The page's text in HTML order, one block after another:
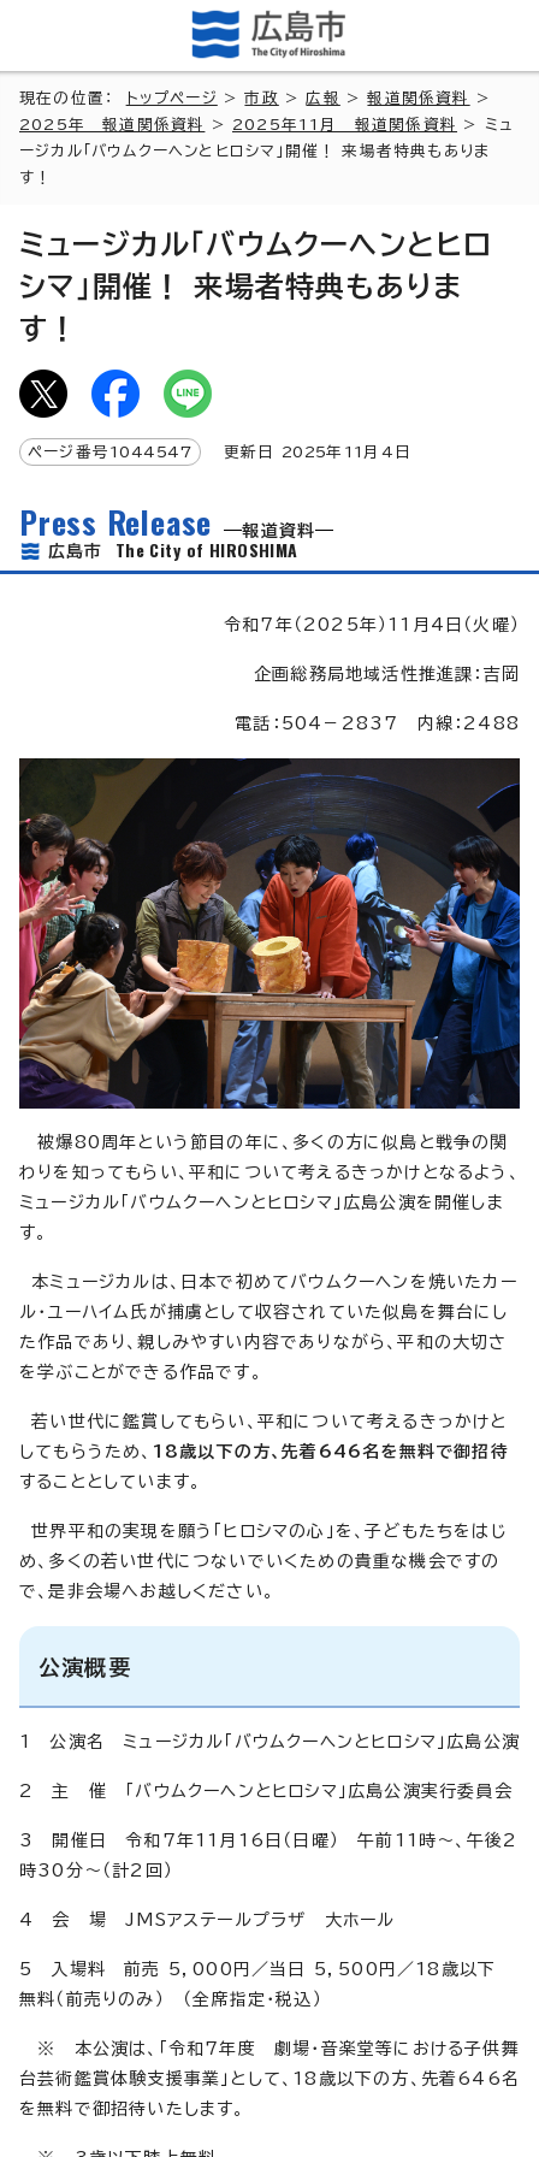
現在の位置： トップページ >市政 >広報 >報道関係資料
>
2025年 報道関係資料
> 2025年11月 報道関係資料
> ミュ
ージカル「バウムクーヘンとヒロシマ」開催！ 来場者特典もありま
す！
ミュージカル「バウムクーヘンとヒロ
シマ」開催！ 来場者特典もありま
す！
ページ番号 1044547 更新日 2025年 11 月4日
Press Release
報道資料
広島市 The City of HIROSHIMA
令和7年（2025年）11月4日（火曜）
企画総務局地域活性推進課：吉岡
電話：504－2837 内線：2488
被爆80周年という節目の年に、多くの方に似島と戦争の関
わりを知ってもらい、平和について考えるきっかけとなるよう、
ミュージカル「バウムクーヘンとヒロシマ」広島公演を開催しま
す。
本ミュージカルは、日本で初めてバウムクーヘンを焼いたカー
ル・ユーハイム氏が捕虜として収容されていた似島を舞台にし
た作品であり、親しみやすい内容でありながら、平和の大切さ
を学ぶことができる作品です。
若い世代に鑑賞してもらい、平和について考えるきっかけと
してもらうため、 18歳以下の方、先着646名を無料で御招待
することとしています。
世界平和の実現を願う「ヒロシマの心」を、子どもたちをはじ
め、多くの若い世代につないでいくための貴重な機会ですの
で、是非会場へお越しください。
公演概要
1 公演名 ミュージカル「バウムクーヘンとヒロシマ」広島公演
2 主 催 「バウムクーヘンとヒロシマ」広島公演実行委員会
3 開催日 令和7年11月16日（日曜） 午前11時～、午後2
時30分～（計2回）
4 会 場 JMSアステールプラザ 大ホール
5 入場料 前売 5，000円／当日 5，500円／18歳以下
無料（前売りのみ） （全席指定・税込）
※ 本公演は、「令和7年度 劇場・音楽堂等における子供舞
台芸術鑑賞体験支援事業」として、18歳以下の方、先着646名
を無料で御招待いたします。